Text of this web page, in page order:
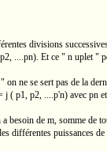
divisions
....pn). Et ce " n uplet "
ne se sert pas de la
( p1, p2, ....p'n) avec pn
besoin de m, somme de
différentes puissances de